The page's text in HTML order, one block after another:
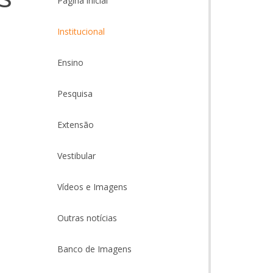
Institucional
Ensino
Pesquisa
Extensão
Vestibular
Vídeos e Imagens
Outras notícias
Banco de Imagens